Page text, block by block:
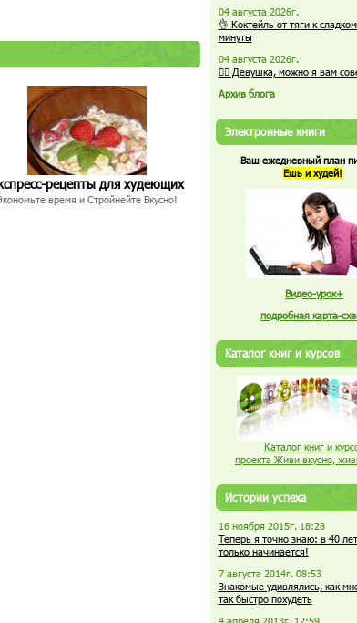
рецепты для худеющих
время и Стройнейте Вкусно!
04 августа 2026г.
👌 Коктейль от тяги к
минуты
04 августа 2026г.
🏋️‍♀️ Девушка, можно я вам
Архив блога
Электронные книги
Ваш ежедневный план
Ешь и худей!
Видео-урок+
подробная карта-
Каталог книг и курсов
Каталог книг и
проекта Живи вкусно,
Истории успеха
16 ноября 2015г. 18:28
Теперь я точно знаю: в 40
только начинается!
7 августа 2014г. 08:53
Знакомые удивлялись, как
так быстро похудеть